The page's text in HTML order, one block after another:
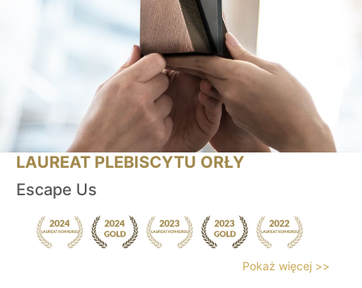
LAUREAT PLEBISCYTU ORŁY
Escape Us
Pokaż więcej >>